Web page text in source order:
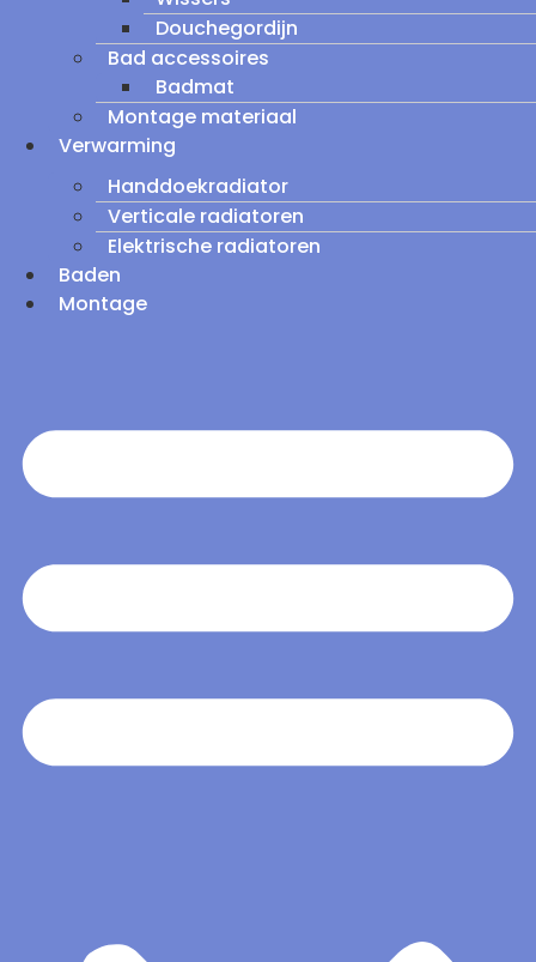
Douchegordijn
Bad accessoires
Badmat
Montage materiaal
Verwarming
Handdoekradiator
Verticale radiatoren
Elektrische radiatoren
Baden
Montage